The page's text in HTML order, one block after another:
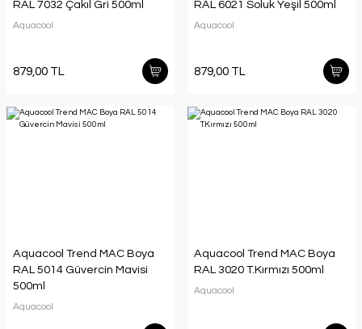
RAL 7032 Çakıl Gri 500ml
Aquacool
879,00 TL
RAL 6021 Soluk Yeşil 500ml
Aquacool
879,00 TL
Aquacool Trend MAC Boya
RAL 5014 Güvercin Mavisi
500ml
Aquacool
Aquacool Trend MAC Boya
RAL 3020 T.Kırmızı 500ml
Aquacool